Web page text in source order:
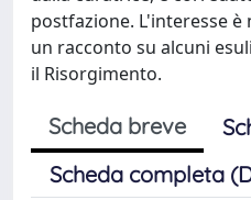
postfazione. L'interesse
un racconto su alcuni
il Risorgimento.
Scheda breve
Scheda completa